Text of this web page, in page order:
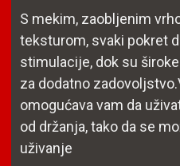
S mekim, zaobljenim
teksturom, svaki pokret
stimulacije, dok su
za dodatno
omogućava vam da
od držanja, tako da se
uživanje